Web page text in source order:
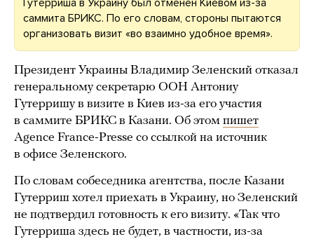
Гутерриша в Украину был отменен Киевом из-за
саммита БРИКС. По его словам, стороны пытаются
организовать визит «во взаимно удобное время».
Президент Украины Владимир Зеленский отказал
генеральному секретарю ООН Антониу
Гутерришу в визите в Киев из-за его участия
в саммите БРИКС в Казани. Об этом пишет
Agence France-Presse со ссылкой на источник
в офисе Зеленского.
По словам собеседника агентства, после Казани
Гутерриш хотел приехать в Украину, но Зеленский
не подтвердил готовность к его визиту. «Так что
Гутерриша здесь не будет, в частности, из-за